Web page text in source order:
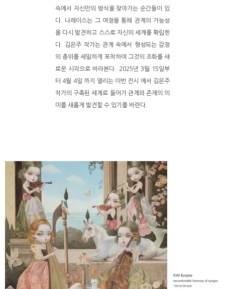
속에서 자신만의 방식을 찾아가는 순간들이 있
다. 나레이스는 그 여정을 통해 관계의 가능성
을 다시 발견하고 스스로 자신의 세계를 확립한
다. 김은주 작가는 관계 속에서 형성되는 감정
의 층위를 세밀하게 포착하여 그것의 조화를 새
로운 시각으로 바라본다. 2025년 3월 15일부
터 4월 4일 까지 열리는 이번 전시
에서 김은주
작가의 구축된 세계로 들어가 관계와 존재의 의
미를 새롭게 발견할 수 있기를 바란다.